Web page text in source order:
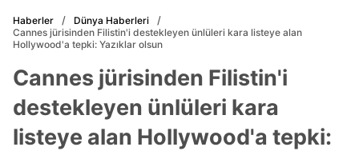
Haberler
Dünya Haberleri
Cannes jürisinden Filistin'i destekleyen ünlüleri kara listeye alan
Hollywood'a tepki: Yazıklar olsun
Cannes jürisinden Filistin'i
destekleyen ünlüleri kara
listeye alan Hollywood'a tepki: